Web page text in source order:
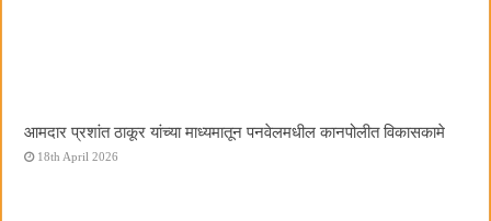
आमदार प्रशांत ठाकूर यांच्या माध्यमातून पनवेलमधील कानपोलीत विकासकामे
18th April 2026